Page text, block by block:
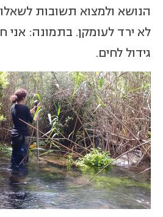
הנושא ולמצוא תשובות
לא ירד לעומקן. בתמונה:
גידול לחים.